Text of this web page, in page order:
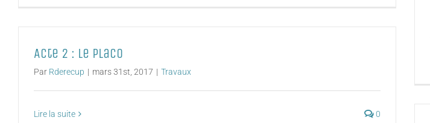
Acte 2 : le placo
Par Rderecup | mars 31st, 2017 | Travaux
Lire la suite 0